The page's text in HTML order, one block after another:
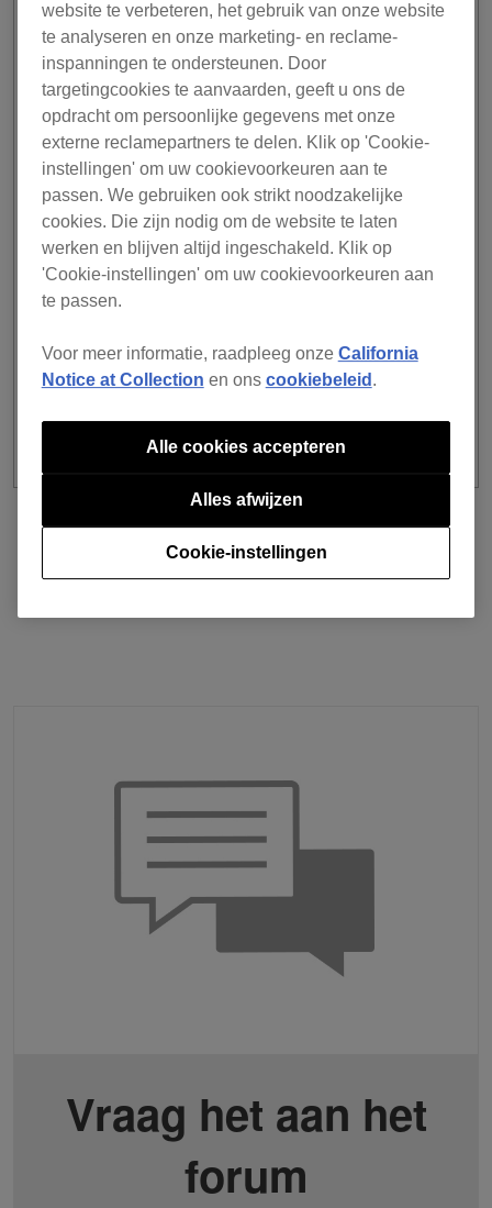
OPGELOST
Af en toe verscheen een rode meldingsbadge op de
knop MY PAGE of werd een waarschuwingsbericht
getoond wanneer een Hardware Unlock-apparaat
werd aangesloten.
De grid-informatie van muziekstukken kan worden
overschreven wanneer u [Nieuwe
analysegegevens toevoegen] uitvoert.
Kan af en toe Mobile Library Sync niet gebruiken en
er verschijnt een foutmelding waarin wordt
aangegeven dat een andere Pioneer dj-account
wordt gebruikt terwijl er is ingelogd met dezelfde
Stabiliteit verbeterd en andere kleine probleempjes
opgelost.
voorgaand
Terug naar lijst
volgende
Vraag het aan het
forum
website te verbeteren, het gebruik van onze website
te analyseren en onze marketing- en reclame-
inspanningen te ondersteunen. Door
targetingcookies te aanvaarden, geeft u ons de
opdracht om persoonlijke gegevens met onze
externe reclamepartners te delen. Klik op 'Cookie-
instellingen' om uw cookievoorkeuren aan te
passen. We gebruiken ook strikt noodzakelijke
cookies. Die zijn nodig om de website te laten
werken en blijven altijd ingeschakeld. Klik op
'Cookie-instellingen' om uw cookievoorkeuren aan
te passen.
Voor meer informatie, raadpleeg onze California
Notice at Collection en ons cookiebeleid .
Cookie-instellingen
Alles afwijzen
Alle cookies accepteren